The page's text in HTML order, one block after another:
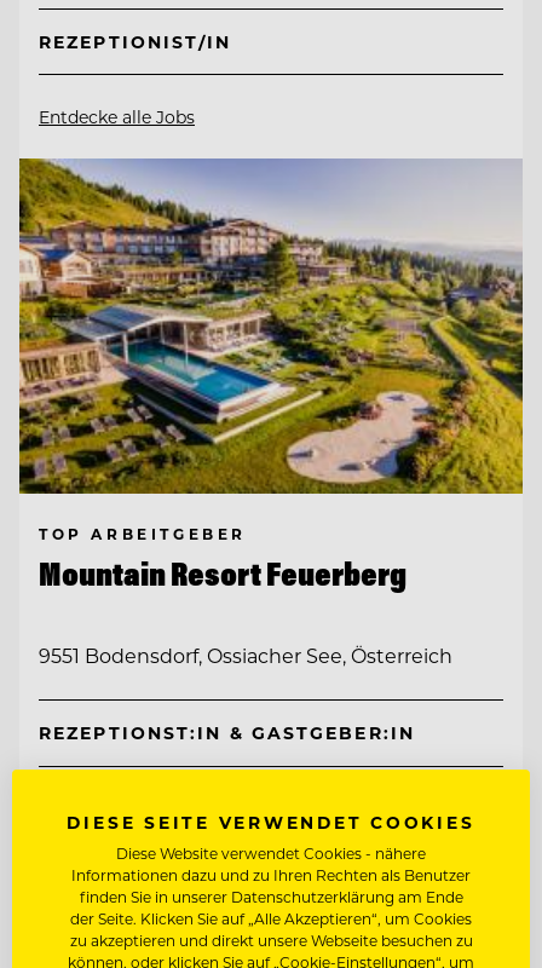
REZEPTIONIST/IN
Entdecke alle Jobs
TOP ARBEITGEBER
Mountain Resort Feuerberg
9551 Bodensdorf, Ossiacher See, Österreich
REZEPTIONST:IN & GASTGEBER:IN
Entdecke alle Jobs
DIESE SEITE VERWENDET COOKIES
Diese Website verwendet Cookies - nähere
Informationen dazu und zu Ihren Rechten als Benutzer
finden Sie in unserer Datenschutzerklärung am Ende
der Seite. Klicken Sie auf „Alle Akzeptieren“, um Cookies
zu akzeptieren und direkt unsere Webseite besuchen zu
können, oder klicken Sie auf „Cookie-Einstellungen“, um